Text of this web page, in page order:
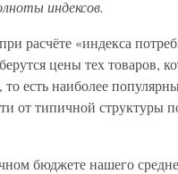
индексов.
расчёте «индекса
цены тех товаров,
есть наиболее
от типичной структуры
бюджете нашего